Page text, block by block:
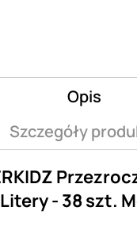
Opis
Szczegóły
- 38 szt.